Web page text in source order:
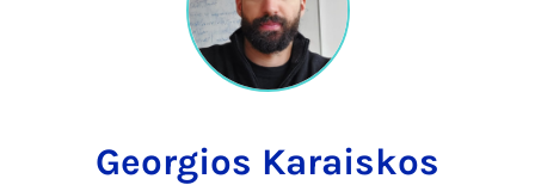
Georgios Karaiskos